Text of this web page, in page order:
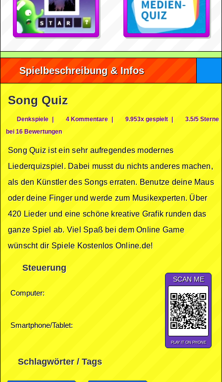
Spielbeschreibung & Infos
Song Quiz
Denkspiele | 4 Kommentare | 9.953x gespielt |
3.5/5 Sterne
bei 16 Bewertungen
Song Quiz ist ein sehr aufregendes modernes
Liederquizspiel. Dabei musst du nichts anderes machen,
als den Künstler des Songs erraten. Benutze deine Maus
oder deine Finger und werde zum Musikexperten. Über
420 Lieder und eine schöne kreative Grafik runden das
ganze Spiel ab. Viel Spaß bei dem Online Game
wünscht dir Spiele Kostenlos Online.de!
Steuerung
Computer:
Smartphone/Tablet:
SCAN ME
PLAY IT ON PHONE
Schlagwörter / Tags